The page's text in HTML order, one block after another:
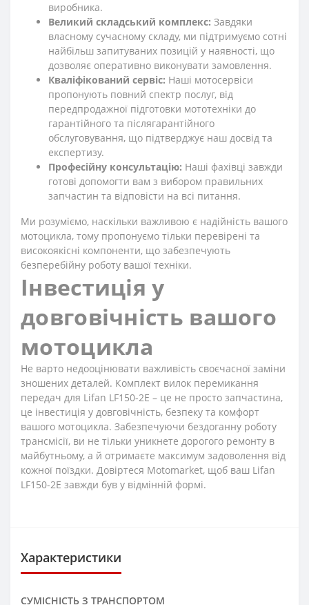
виробника.
Великий складський комплекс: Завдяки
власному сучасному складу, ми підтримуємо сотні
найбільш запитуваних позицій у наявності, що
дозволяє оперативно виконувати замовлення.
Кваліфікований сервіс: Наші мотосервіси
пропонують повний спектр послуг, від
передпродажної підготовки мототехніки до
гарантійного та післягарантійного
обслуговування, що підтверджує наш досвід та
експертизу.
Професійну консультацію: Наші фахівці завжди
готові допомогти вам з вибором правильних
запчастин та відповісти на всі питання.
Ми розуміємо, наскільки важливою є надійність вашого
мотоцикла, тому пропонуємо тільки перевірені та
високоякісні компоненти, що забезпечують
безперебійну роботу вашої техніки.
Інвестиція у
довговічність вашого
мотоцикла
Не варто недооцінювати важливість своєчасної заміни
зношених деталей. Комплект вилок перемикання
передач для Lifan LF150-2E – це не просто запчастина,
це інвестиція у довговічність, безпеку та комфорт
вашого мотоцикла. Забезпечуючи бездоганну роботу
трансмісії, ви не тільки уникнете дорогого ремонту в
майбутньому, а й отримаєте максимум задоволення від
кожної поїздки. Довіртеся Motomarket, щоб ваш Lifan
LF150-2E завжди був у відмінній формі.
Характеристики
СУМІСНІСТЬ З ТРАНСПОРТОМ